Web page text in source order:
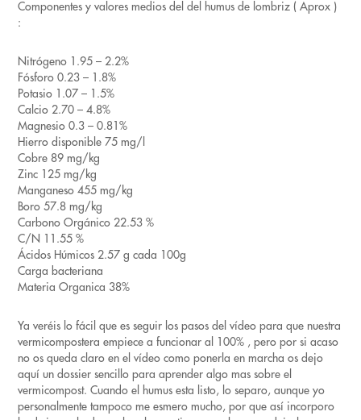
Componentes y valores medios del del humus de lombriz ( Aprox )
:
Nitrógeno 1.95 – 2.2%
Fósforo 0.23 – 1.8%
Potasio 1.07 – 1.5%
Calcio 2.70 – 4.8%
Magnesio 0.3 – 0.81%
Hierro disponible 75 mg/l
Cobre 89 mg/kg
Zinc 125 mg/kg
Manganeso 455 mg/kg
Boro 57.8 mg/kg
Carbono Orgánico 22.53 %
C/N 11.55 %
Ácidos Húmicos 2.57 g cada 100g
Carga bacteriana
Materia Organica 38%
Ya veréis lo fácil que es seguir los pasos del vídeo para que nuestra
vermicompostera empiece a funcionar al 100% , pero por si acaso
no os queda claro en el vídeo como ponerla en marcha os dejo
aquí un dossier sencillo para aprender algo mas sobre el
vermicompost. Cuando el humus esta listo, lo separo, aunque yo
personalmente tampoco me esmero mucho, por que así incorporo